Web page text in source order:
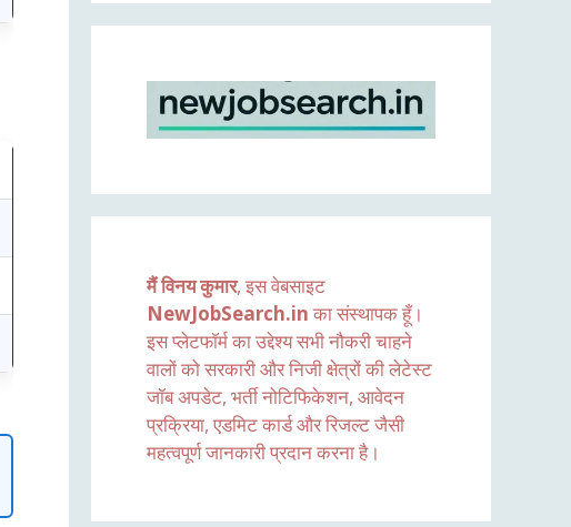
मैं विनय कुमार, इस वेबसाइट
NewJobSearch.in का संस्थापक हूँ।
इस प्लेटफॉर्म का उद्देश्य सभी नौकरी चाहने
वालों को सरकारी और निजी क्षेत्रों की लेटेस्ट
जॉब अपडेट, भर्ती नोटिफिकेशन, आवेदन
प्रक्रिया, एडमिट कार्ड और रिजल्ट जैसी
महत्वपूर्ण जानकारी प्रदान करना है।